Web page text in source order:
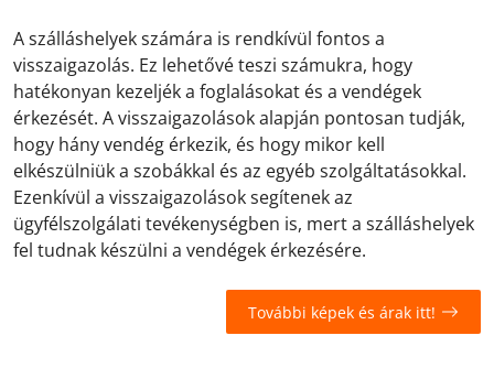
A szálláshelyek számára is rendkívül fontos a
visszaigazolás. Ez lehetővé teszi számukra, hogy
hatékonyan kezeljék a foglalásokat és a vendégek
érkezését. A visszaigazolások alapján pontosan tudják,
hogy hány vendég érkezik, és hogy mikor kell
elkészülniük a szobákkal és az egyéb szolgáltatásokkal.
Ezenkívül a visszaigazolások segítenek az
ügyfélszolgálati tevékenységben is, mert a szálláshelyek
fel tudnak készülni a vendégek érkezésére.
További képek és árak itt!